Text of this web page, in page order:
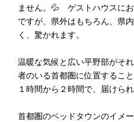
ません。💦 ゲストハウスに
ですが、県外はもちろん、県
く、驚かれます。
温暖な気候と広い平野部がそ
者のいる首都圏に位置するこ
１時間から２時間で、届けら
首都圏のベッドタウンのイメ